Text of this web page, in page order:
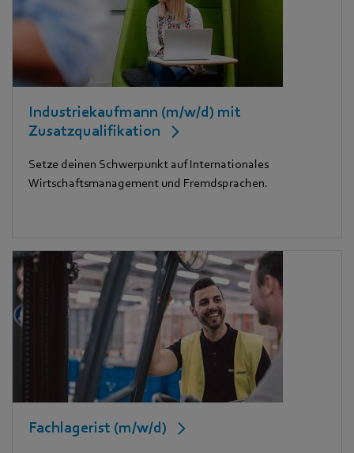
Industriekaufmann (m/w/d) mit
Zusatzqualifikation
Setze deinen Schwerpunkt auf Internationales
Wirtschaftsmanagement und Fremdsprachen.
Fachlagerist (m/w/d)